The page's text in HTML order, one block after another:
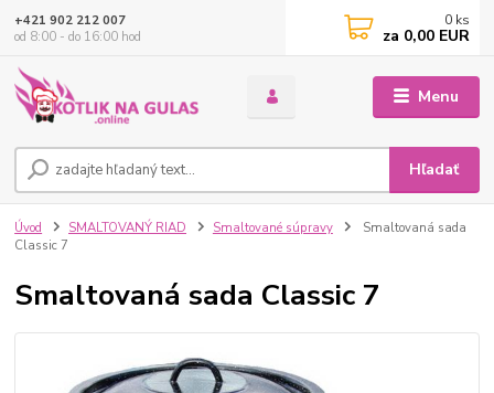
Menu
Hľadať
+421 902 212 007
od 8:00 - do 16:00 hod
0 ks
za 0,00 EUR
Úvod SMALTOVANÝ RIAD Smaltované súpravy
Smaltovaná sada
Classic 7
Smaltovaná sada Classic 7